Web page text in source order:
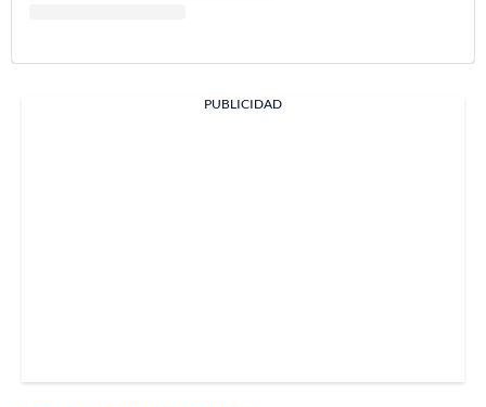
PUBLICIDAD